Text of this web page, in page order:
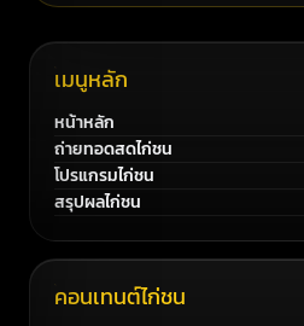
เมนูหลัก
หน้าหลัก
ถ่ายทอดสดไก่ชน
โปรแกรมไก่ชน
สรุปผลไก่ชน
คอนเทนต์ไก่ชน